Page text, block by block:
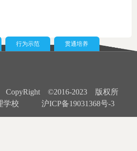
行为示范 贯通培养
CopyRight ©2016-2023 版权所
学校
沪ICP备19031368号-3